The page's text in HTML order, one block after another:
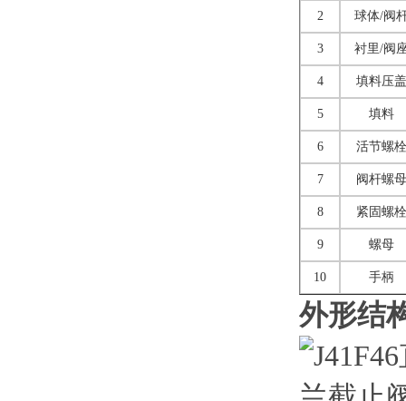
2 球体/阀
3 衬里/阀
4 填料压盖
5 填料
6 活节螺栓
7 阀杆螺母
8 紧固螺栓
9 螺母
10 手柄
外形结